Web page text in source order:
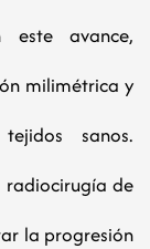
avance,
milimétrica y
sanos.
radiocirugía de
la progresión